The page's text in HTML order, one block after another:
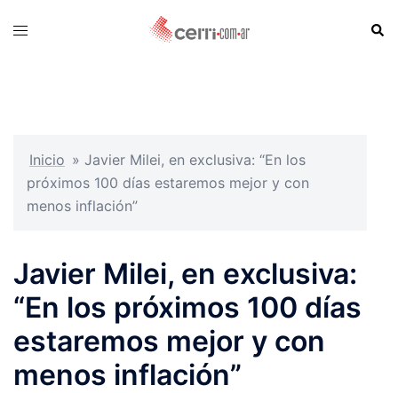
Toggle
Inicio » Javier Milei, en exclusiva: “En los
próximos 100 días estaremos mejor y con
menos inflación”
Javier Milei, en exclusiva:
“En los próximos 100 días
estaremos mejor y con
menos inflación”